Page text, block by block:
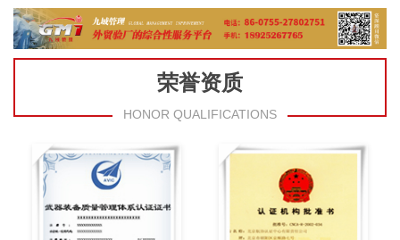
荣誉资质
HONOR QUALIFICATIONS